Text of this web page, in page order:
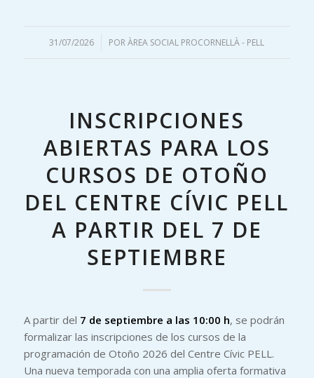
31/07/2026
/ PORÀREA SOCIAL PROCORNELLÀ - PELL
INSCRIPCIONES
ABIERTAS PARA LOS
CURSOS DE OTOÑO
DEL CENTRE CÍVIC PELL
A PARTIR DEL 7 DE
SEPTIEMBRE
A partir del 7 de septiembre a las 10:00 h, se podrán
formalizar las inscripciones de los cursos de la
programación de Otoño 2026 del Centre Cívic PELL.
Una nueva temporada con una amplia oferta formativa